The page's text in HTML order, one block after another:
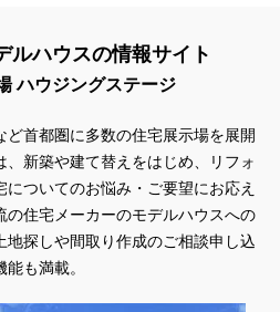
ルハウスの情報サイト
ハウジングステージ
ど首都圏に多数の住宅展示場を展開
新築や建て替えをはじめ、リフォ
ついてのお悩み・ご要望にお応え
の住宅メーカーのモデルハウスへの
地探しや間取り作成のご相談申し込
も満載。